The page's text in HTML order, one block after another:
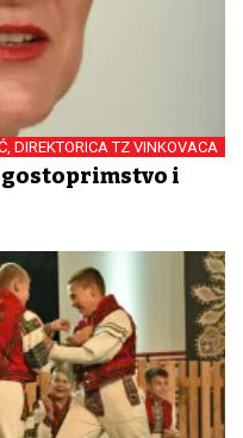
DIREKTORICA TZ VINKOVACA
i